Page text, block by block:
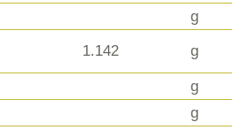
g
1.142 g
g
g